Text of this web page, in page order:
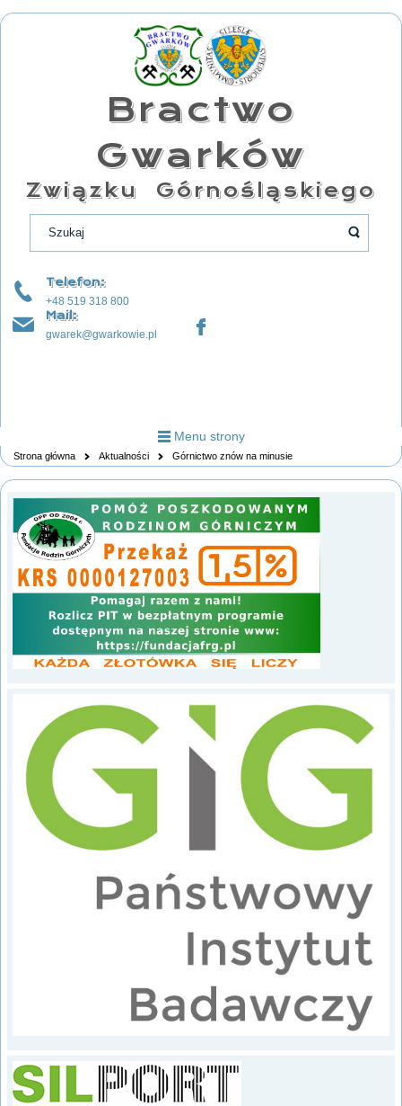
Bractwo
Gwarków
Związku Górnośląskiego
Telefon:
+48 519 318 800
Mail:
gwarek@gwarkowie.pl
Menu strony
Strona główna Aktualności Górnictwo znów na minusie